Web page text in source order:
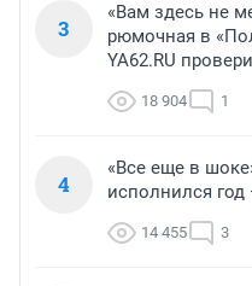
3
«Вам здесь не
рюмочная в
YA62.RU
18 904 1
4
«Все еще в
исполнился
14 455 3